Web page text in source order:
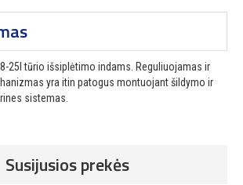
25l tūrio išsiplėtimo indams. Reguliuojamas ir
yra itin patogus montuojant šildymo ir
sistemas.
Susijusios prekės